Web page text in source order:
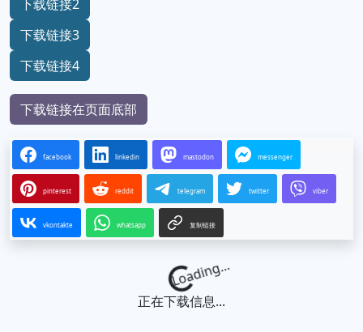
下载链接2
下载链接3
下载链接4
下载链接在页面底部
facebook linkedin mastodon messenger
pinterest reddit telegram twitter viber
vkontakte whatsapp 复制链接
Loading...
正在下载信息...